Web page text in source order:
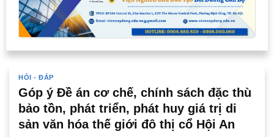
HỎI - ĐÁP
Góp ý Đề án cơ chế, chính sách đặc thù
bảo tồn, phát triển, phát huy giá trị di
sản văn hóa thế giới đô thị cổ Hội An